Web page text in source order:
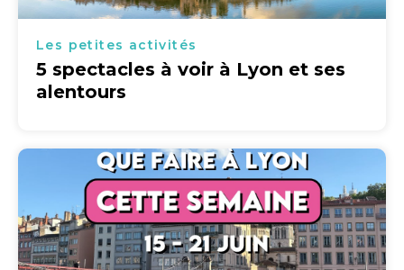
Les petites activités
5 spectacles à voir à Lyon et ses
alentours